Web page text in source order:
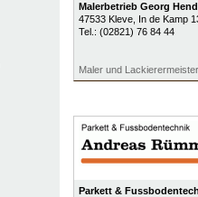
Malerbetrieb Georg
47533 Kleve, In de Kamp
Tel.: (02821) 76 84 44
Maler und Lackierermeister
Parkett &